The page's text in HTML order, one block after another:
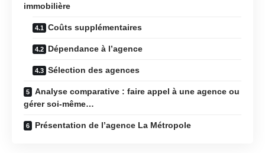
immobilière
Coûts supplémentaires
Dépendance à l’agence
Sélection des agences
Analyse comparative : faire appel à une agence ou
gérer soi-même…
Présentation de l’agence La Métropole